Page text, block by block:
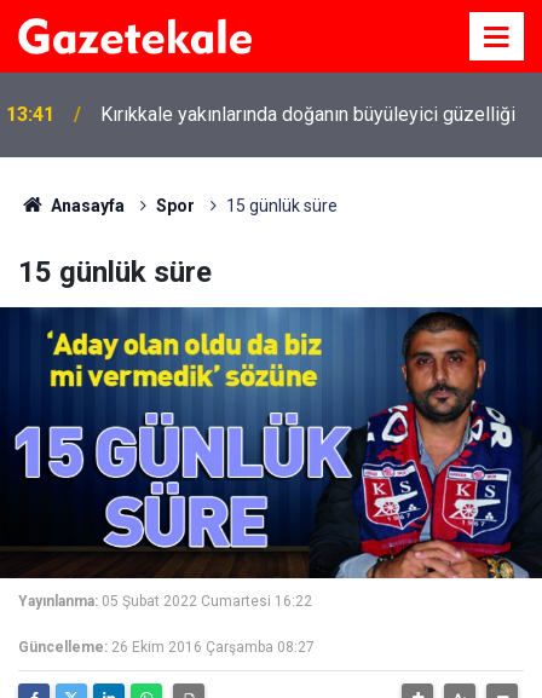
13:41 Kırıkkale yakınlarında doğanın büyüleyici güzelliği
Anasayfa Spor 15 günlük süre
15 günlük süre
Yayınlanma: 05 Şubat 2022 Cumartesi 16:22
Güncelleme: 26 Ekim 2016 Çarşamba 08:27